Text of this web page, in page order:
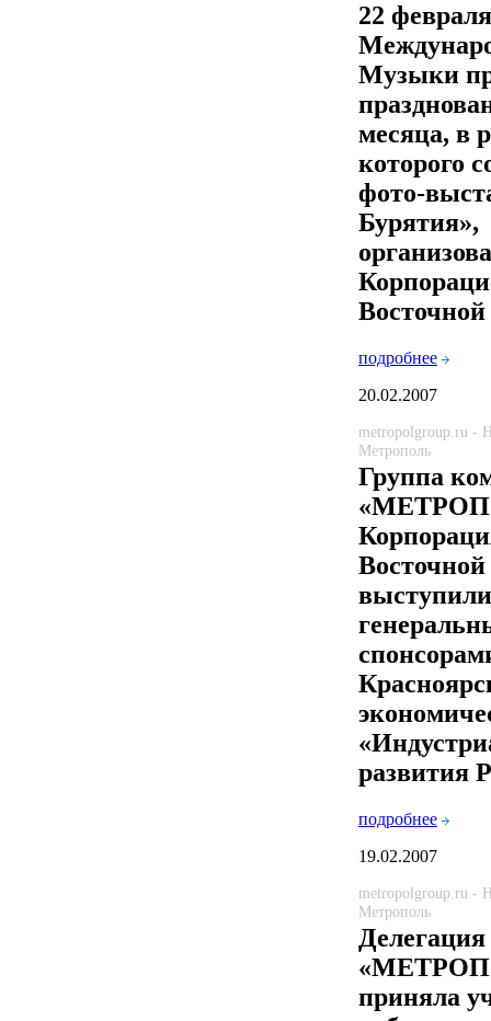
22
Музыки
месяца, в
которого
фото-
Бурятия»,
подробнее
20.02.2007
metropolgroup.ru -
Метрополь
Группа
выступили
развития
подробнее
19.02.2007
metropolgroup.ru -
Метрополь
приняла